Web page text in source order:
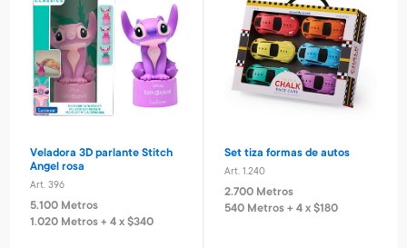
Veladora 3D parlante Stitch
Angel rosa
Art. 396
5.100 Metros
1.020 Metros + 4 x $340
Set tiza formas de autos
Art. 1.240
2.700 Metros
540 Metros + 4 x $180